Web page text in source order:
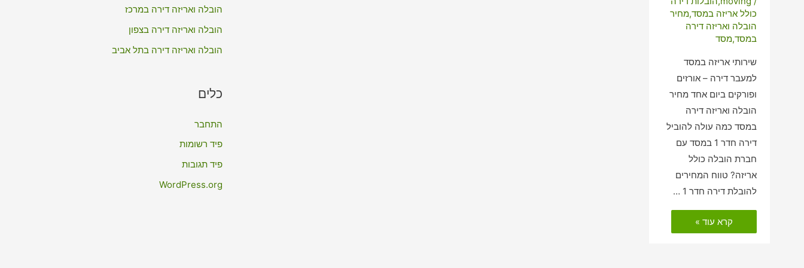
כולל אריזה במסד,מחיר
הובלה ואריזה דירה
במסד,מסד
שירותי אריזה במסד
למעבר דירה – אורזים
ופורקים ביום אחד מחיר
הובלה ואריזה דירה
במסד כמה עולה להוביל
דירה חדר 1 במסד עם
חברת הובלה כולל
אריזה? טווח המחירים
להובלת דירה חדר 1 …
הובלות
דירה
כולל
קרא עוד »
הובלה ואריזה דירה במרכז
הובלה ואריזה דירה בצפון
הובלה ואריזה דירה בתל אביב
כלים
התחבר
פיד רשומות
פיד תגובות
WordPress.org